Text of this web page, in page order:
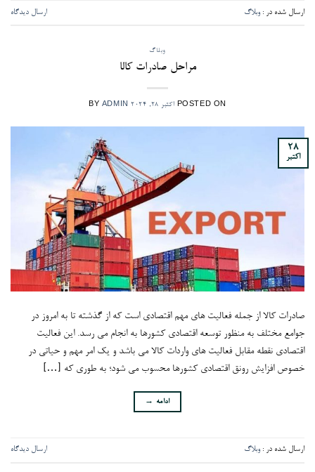
ارسال شده در :وبلاگ ارسال دیدگاه
وبلاگ
مراحل صادرات کالا
POSTED ON اکتبر 28, 2024 BY ADMIN
28
اکتبر
صادرات کالا از جمله فعالیت های مهم اقتصادی است که از گذشته تا به امروز در
جوامع مختلف به منظور توسعه اقتصادی کشورها به انجام می رسد. این فعالیت
اقتصادی نقطه مقابل فعالیت های واردات کالا می باشد و یک امر مهم و حیاتی در
خصوص افزایش رونق اقتصادی کشورها محسوب می شود؛ به طوری که […]
ادامه →
ارسال شده در :وبلاگ ارسال دیدگاه